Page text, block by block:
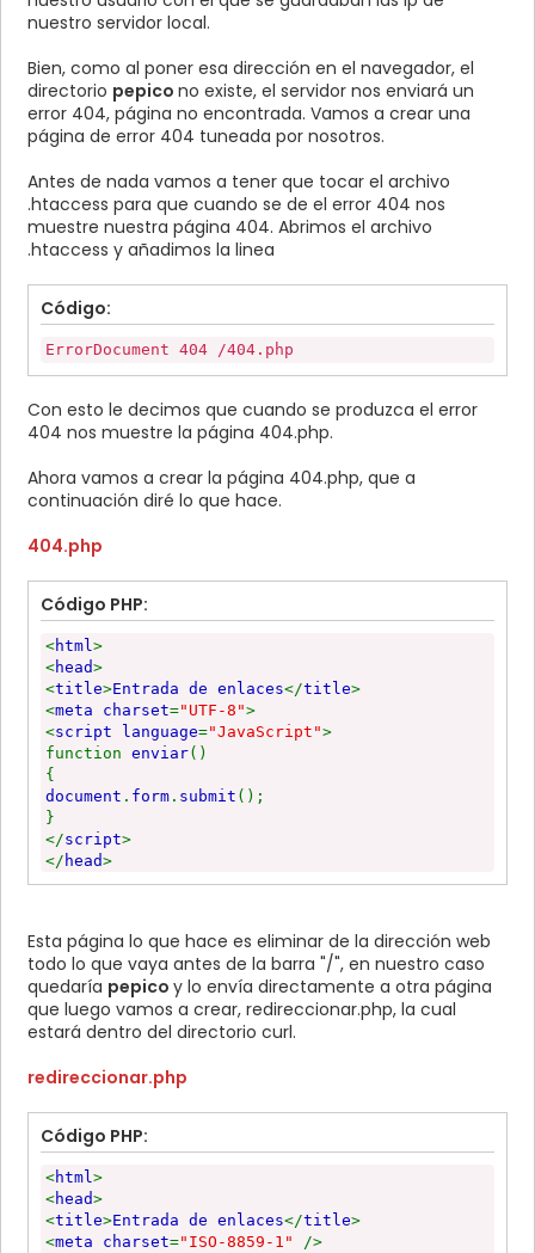
nuestro servidor local.
Bien, como al poner esa dirección en el navegador, el
directorio pepico no existe, el servidor nos enviará un
error 404, página no encontrada. Vamos a crear una
página de error 404 tuneada por nosotros.
Antes de nada vamos a tener que tocar el archivo
.htaccess para que cuando se de el error 404 nos
muestre nuestra página 404. Abrimos el archivo
.htaccess y añadimos la linea
Código:
ErrorDocument 404 /404.php
Con esto le decimos que cuando se produzca el error
404 nos muestre la página 404.php.
Ahora vamos a crear la página 404.php, que a
continuación diré lo que hace.
404.php
Código PHP:
<html>
<head>
<title>Entrada de enlaces</title>
<meta charset="UTF-8">
<script language="JavaScript">
function enviar()
{
document . form . submit ();
}
</script>
</ head>
<body onload="enviar()">
$resultado=str_replace("/","" , $url);
?>
<form method="POST" action="curl/redireccionar.php"
<p><input type="text" value="<?
php echo$resultado;?>" name="nombre"></p>
<input type="submit" value="Enviar" name="B1">
</form>
</body>
Esta página lo que hace es eliminar de la dirección web
todo lo que vaya antes de la barra "/", en nuestro caso
quedaría pepico y lo envía directamente a otra página
que luego vamos a crear, redireccionar.php, la cual
estará dentro del directorio curl.
redireccionar.php
Código PHP:
<html>
<head>
<title>Entrada de enlaces</title>
<meta charset="ISO-8859-1" />